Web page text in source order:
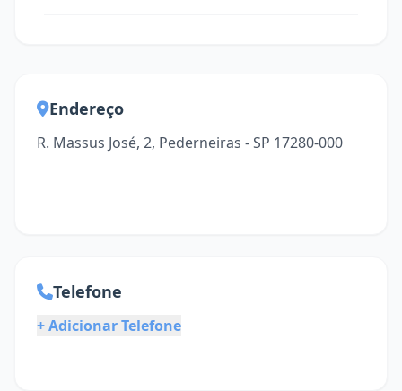
Endereço
R. Massus José, 2, Pederneiras - SP 17280-000
Telefone
+ Adicionar Telefone